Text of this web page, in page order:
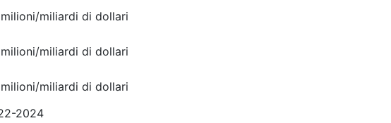
milioni/miliardi di dollari
milioni/miliardi di dollari
milioni/miliardi di dollari
2024